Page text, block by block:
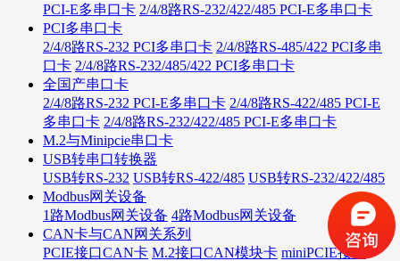
PCI-E多串口卡 2/4/8路RS-232/422/485 PCI-E多串口卡
PCI多串口卡
2/4/8路RS-232 PCI多串口卡 2/4/8路RS-485/422 PCI多串
口卡 2/4/8路RS-232/485/422 PCI多串口卡
全国产串口卡
2/4/8路RS-232 PCI-E多串口卡 2/4/8路RS-422/485 PCI-E
多串口卡 2/4/8路RS-232/422/485 PCI-E多串口卡
M.2与Minipcie串口卡
USB转串口转换器
USB转RS-232 USB转RS-422/485 USB转RS-232/422/485
Modbus网关设备
1路Modbus网关设备 4路Modbus网关设备
CAN卡与CAN网关系列
PCIE接口CAN卡 M.2接口CAN模块卡 miniPCIE接口